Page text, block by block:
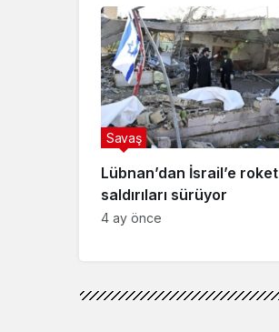
Lübnan’dan İsrail’e roket
saldırıları sürüyor
Savaş
4 ay önce